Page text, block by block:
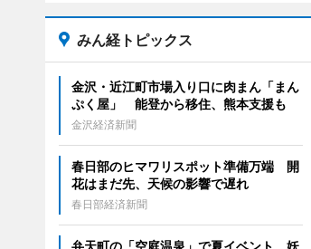
みん経トピックス
金沢・近江町市場入り口に肉まん「まん
ぷく屋」 能登から移住、熊本支援も
金沢経済新聞
春日部のヒマワリスポット準備万端 開
花はまだ先、天候の影響で遅れ
春日部経済新聞
弁天町の「空庭温泉」で夏イベント 妖